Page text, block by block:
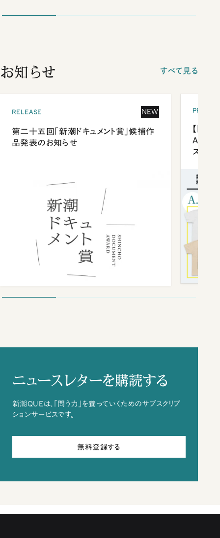
お知らせ すべて見る
RELEASE NEW
第二十五回「新潮ドキュメント賞」候補作
品発表のお知らせ
【「新
ズプレ
ニュースレターを購読する
新潮QUEは、「問う力」を養っていくためのサブスクリプ
ションサービスです。
無料登録する